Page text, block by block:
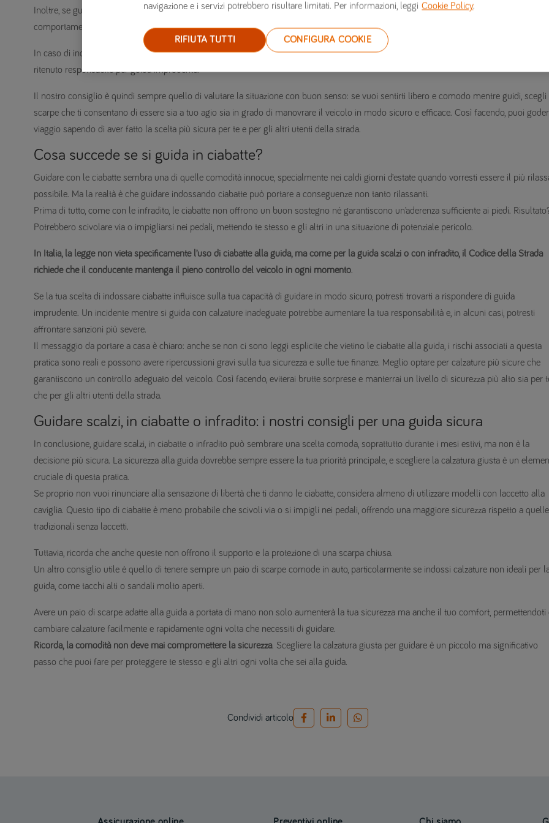
Inoltre, se guidare scalzi potrebbe non infrangere direttamente le regole del codice della strada, potrebbe comunque essere considerato
comportamento non conforme alle norme generali sulla guida sicura.
In caso di incidente, se venisse dimostrato che guidare scalzi ha avuto un impatto sulla tua capacità di controllare il veicolo, potresti
ritenuto responsabile per guida imprudente.
Il nostro consiglio è quindi sempre quello di valutare la situazione con buon senso: se vuoi sentirti libero e comodo mentre guidi, scegli
scarpe che ti consentano di essere sia a tuo agio sia in grado di manovrare il veicolo in modo sicuro e efficace. Così facendo, puoi
viaggio sapendo di aver fatto la scelta più sicura per te e per gli altri utenti della strada.
Cosa succede se si guida in ciabatte?
Guidare con le ciabatte sembra una di quelle comodità innocue, specialmente nei caldi giorni d’estate quando vorresti essere il più
possibile. Ma la realtà è che guidare indossando ciabatte può portare a conseguenze non tanto rilassanti.
Prima di tutto, come con le infradito, le ciabatte non offrono un buon sostegno né garantiscono un’aderenza sufficiente ai piedi.
Potrebbero scivolare via o impigliarsi nei pedali, mettendo te stesso e gli altri in una situazione di potenziale pericolo.
In Italia, la legge non vieta specificamente l’uso di ciabatte alla guida, ma come per la guida scalzi o con infradito, il Codice della Strada
richiede che il conducente mantenga il pieno controllo del veicolo in ogni momento.
Se la tua scelta di indossare ciabatte influisce sulla tua capacità di guidare in modo sicuro, potresti trovarti a rispondere di guida
imprudente. Un incidente mentre si guida con calzature inadeguate potrebbe aumentare la tua responsabilità e, in alcuni casi, potresti
affrontare sanzioni più severe.
Il messaggio da portare a casa è chiaro: anche se non ci sono leggi esplicite che vietino le ciabatte alla guida, i rischi associati a questa
pratica sono reali e possono avere ripercussioni gravi sulla tua sicurezza e sulle tue finanze. Meglio optare per calzature più sicure che
garantiscono un controllo adeguato del veicolo. Così facendo, eviterai brutte sorprese e manterrai un livello di sicurezza più alto sia per
che per gli altri utenti della strada.
Guidare scalzi, in ciabatte o infradito: i nostri consigli per una guida sicura
In conclusione, guidare scalzi, in ciabatte o infradito può sembrare una scelta comoda, soprattutto durante i mesi estivi, ma non è la
decisione più sicura. La sicurezza alla guida dovrebbe sempre essere la tua priorità principale, e scegliere la calzatura giusta è un
cruciale di questa pratica.
Se proprio non vuoi rinunciare alla sensazione di libertà che ti danno le ciabatte, considera almeno di utilizzare modelli con laccetto alla
caviglia. Questo tipo di ciabatte è meno probabile che scivoli via o si impigli nei pedali, offrendo una maggiore sicurezza rispetto a quelle
tradizionali senza laccetti.
Tuttavia, ricorda che anche queste non offrono il supporto e la protezione di una scarpa chiusa.
Un altro consiglio utile è quello di tenere sempre un paio di scarpe comode in auto, particolarmente se indossi calzature non ideali per
guida, come tacchi alti o sandali molto aperti.
Avere un paio di scarpe adatte alla guida a portata di mano non solo aumenterà la tua sicurezza ma anche il tuo comfort, permettendoti
cambiare calzature facilmente e rapidamente ogni volta che necessiti di guidare.
Ricorda, la comodità non deve mai compromettere la sicurezza. Scegliere la calzatura giusta per guidare è un piccolo ma significativo
passo che puoi fare per proteggere te stesso e gli altri ogni volta che sei alla guida.
Condividi articolo
navigazione e i servizi potrebbero risultare limitati. Per informazioni, leggiCookie Policy.
CONFIGURA COOKIE
RIFIUTA TUTTI